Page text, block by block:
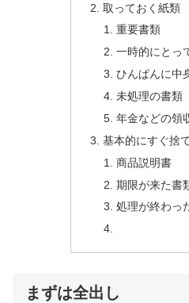
取っておく紙類
重要書類
一時的にとっ
ひんぱんに中
未処理の書類
年金などの領
基本的にすぐ捨
商品説明書
期限が来た書
処理が終わっ
まずは全出し